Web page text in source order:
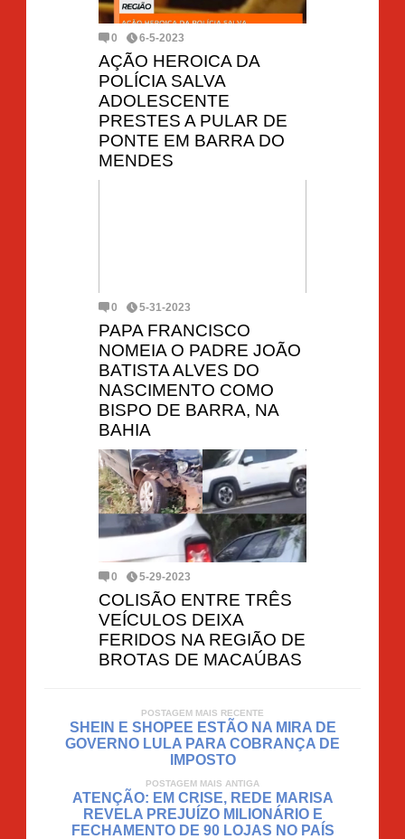
0 6-5-2023
AÇÃO HEROICA DA
POLÍCIA SALVA
ADOLESCENTE
PRESTES A PULAR DE
PONTE EM BARRA DO
MENDES
0 5-31-2023
PAPA FRANCISCO
NOMEIA O PADRE JOÃO
BATISTA ALVES DO
NASCIMENTO COMO
BISPO DE BARRA, NA
BAHIA
0 5-29-2023
COLISÃO ENTRE TRÊS
VEÍCULOS DEIXA
FERIDOS NA REGIÃO DE
BROTAS DE MACAÚBAS
POSTAGEM MAIS RECENTE
SHEIN E SHOPEE ESTÃO NA MIRA DE
GOVERNO LULA PARA COBRANÇA DE
IMPOSTO
POSTAGEM MAIS ANTIGA
ATENÇÃO: EM CRISE, REDE MARISA
REVELA PREJUÍZO MILIONÁRIO E
FECHAMENTO DE 90 LOJAS NO PAÍS